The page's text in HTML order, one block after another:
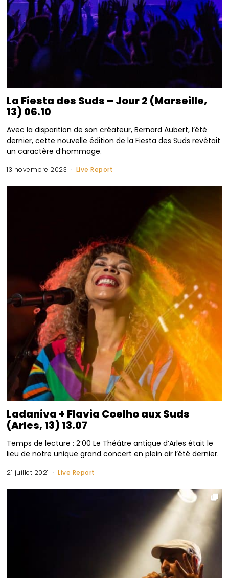
La Fiesta des Suds – Jour 2 (Marseille,
13) 06.10
Avec la disparition de son créateur, Bernard Aubert, l’été
dernier, cette nouvelle édition de la Fiesta des Suds revêtait
un caractère d’hommage.
13 novembre 2023 Live Report
Ladaniva + Flavia Coelho aux Suds
(Arles, 13) 13.07
Temps de lecture : 2’00 Le Théâtre antique d’Arles était le
lieu de notre unique grand concert en plein air l’été dernier.
21 juillet 2021 Live Report